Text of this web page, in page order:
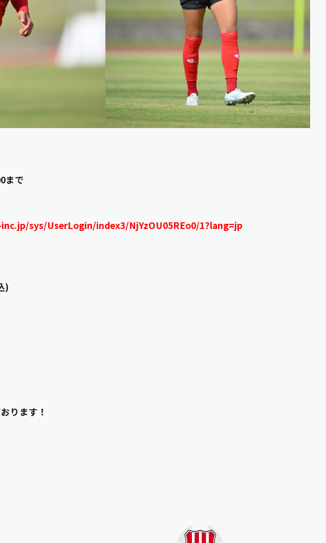
まで
sys/UserLogin/index3/NjYzOU05REo0/1?lang=jp
)
ります！